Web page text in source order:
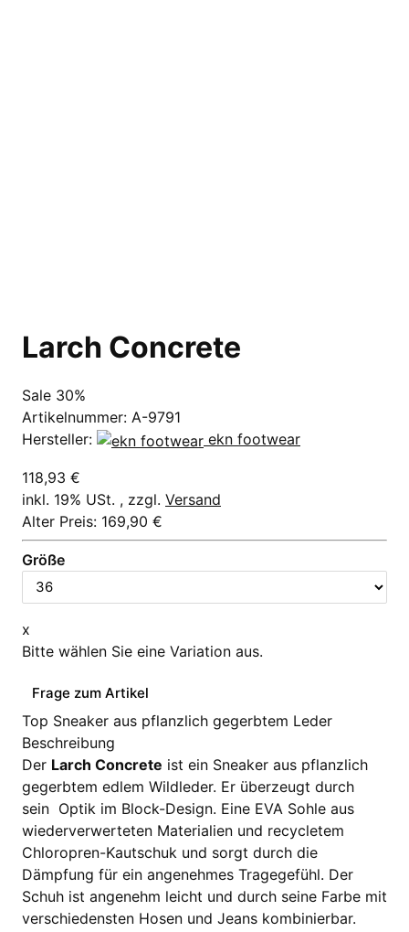
Larch Concrete
Sale 30%
Artikelnummer: A-9791
Hersteller:
ekn footwear
118,93 €
inkl. 19% USt. , zzgl. Versand
Alter Preis: 169,90 €
Größe
x
Bitte wählen Sie eine Variation aus.
Frage zum Artikel
Top Sneaker aus pflanzlich gegerbtem Leder
Beschreibung
Der Larch Concrete ist ein Sneaker aus pflanzlich
gegerbtem edlem Wildleder. Er überzeugt durch
sein Optik im Block-Design. Eine EVA Sohle aus
wiederverwerteten Materialien und recycletem
Chloropren-Kautschuk und sorgt durch die
Dämpfung für ein angenehmes Tragegefühl. Der
Schuh ist angenehm leicht und durch seine Farbe mit
verschiedensten Hosen und Jeans kombinierbar.